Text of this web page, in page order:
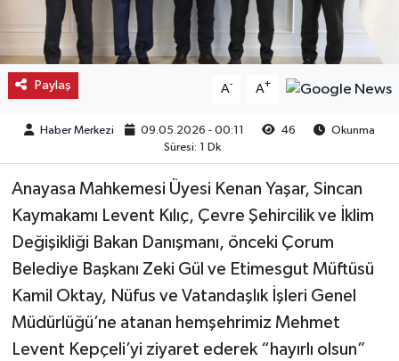
Paylaş A- A+
Haber Merkezi 09.05.2026 - 00:11 46
Okunma
Süresi: 1 Dk
Anayasa Mahkemesi Üyesi Kenan Yaşar, Sincan
Kaymakamı Levent Kılıç, Çevre Şehircilik ve İklim
Değişikliği Bakan Danışmanı, önceki Çorum
Belediye Başkanı Zeki Gül ve Etimesgut Müftüsü
Kamil Oktay, Nüfus ve Vatandaşlık İşleri Genel
Müdürlüğü’ne atanan hemşehrimiz Mehmet
Levent Kepçeli’yi ziyaret ederek “hayırlı olsun”
Kargı
Laçin
Mecitözü
Oğuzlar
Ortaköy
Osmancık
Sungurlu
Uğurludağ